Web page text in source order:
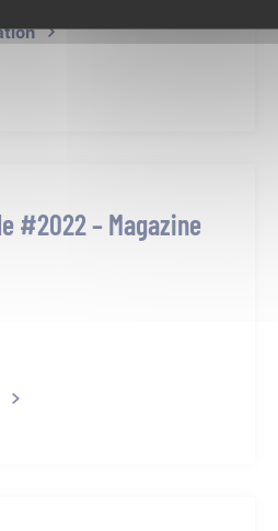
#2022 – Magazine